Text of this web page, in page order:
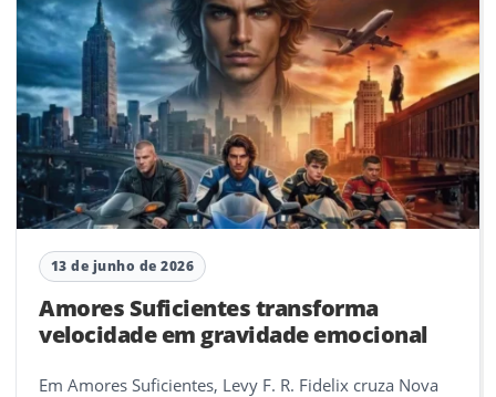
13 de junho de 2026
Amores Suficientes transforma
velocidade em gravidade emocional
Em Amores Suficientes, Levy F. R. Fidelix cruza Nova